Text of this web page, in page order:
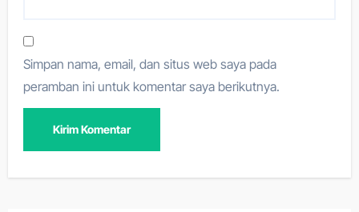
Simpan nama, email, dan situs web saya pada
peramban ini untuk komentar saya berikutnya.